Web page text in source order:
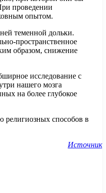
проведении
опытом.
теменной дольки.
пространственное
образом, снижение
исследование с
нашего мозга
на более глубокое
религиозных способов в
Источник